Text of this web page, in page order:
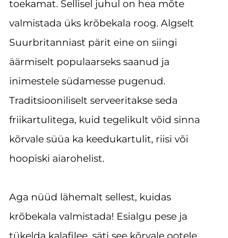
toekamat. Sellisel juhul on hea mõte
valmistada üks krõbekala roog. Algselt
Suurbritanniast pärit eine on siingi
äärmiselt populaarseks saanud ja
inimestele südamesse pugenud.
Traditsiooniliselt serveeritakse seda
friikartulitega, kuid tegelikult võid sinna
kõrvale süüa ka keedukartulit, riisi või
hoopiski aiarohelist.
Aga nüüd lähemalt sellest, kuidas
krõbekala valmistada! Esialgu pese ja